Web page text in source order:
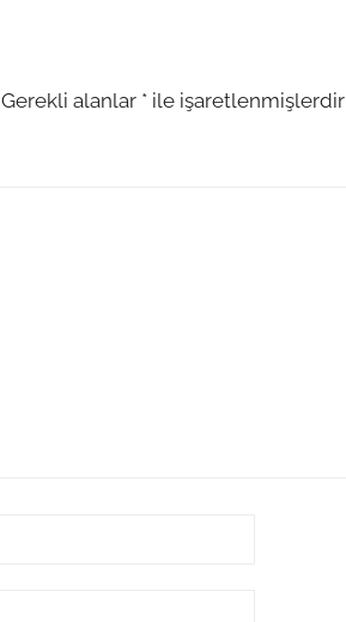
Gerekli alanlar * ile işaretlenmişlerdir